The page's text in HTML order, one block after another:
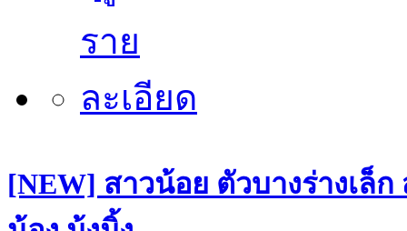
[NEW] สาวน้อย ตัวบางร่างเล็